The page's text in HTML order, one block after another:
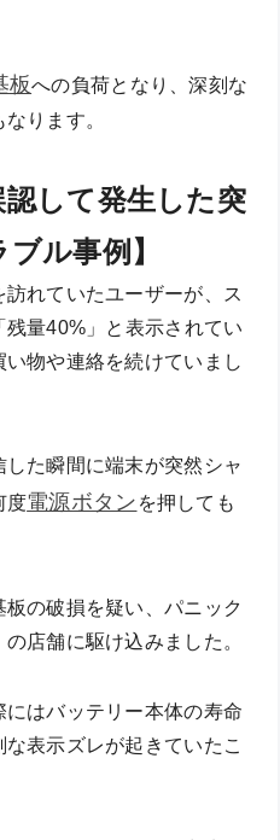
板への負荷となり、深刻な
ります。
認して発生した突
ル事例】
れていたユーザーが、ス
量40%」と表示されてい
物や連絡を続けていまし
た瞬間に端末が突然シャ
度電源ボタン を押しても
の破損を疑い、パニック
店舗に駆け込みました。
はバッテリー本体の寿命
表示ズレが起きていたこ